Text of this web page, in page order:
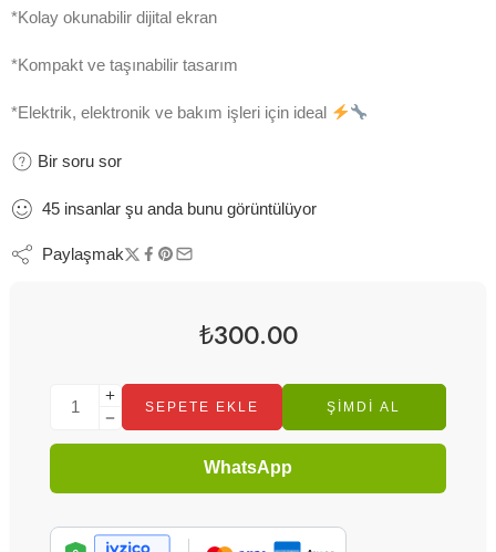
*Kolay okunabilir dijital ekran
*Kompakt ve taşınabilir tasarım
*Elektrik, elektronik ve bakım işleri için ideal
Bir soru sor
45 insanlar şu anda bunu görüntülüyor
Paylaşmak
₺300.00
SEPETE EKLE ŞIMDI AL
WhatsApp